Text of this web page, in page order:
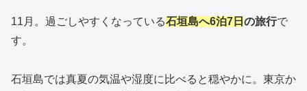
11月。過ごしやすくなっている石垣島へ6泊7日 の旅行で
す。
石垣島では真夏の気温や湿度に比べると穏やかに。東京か